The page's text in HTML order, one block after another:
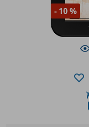
- 10 %